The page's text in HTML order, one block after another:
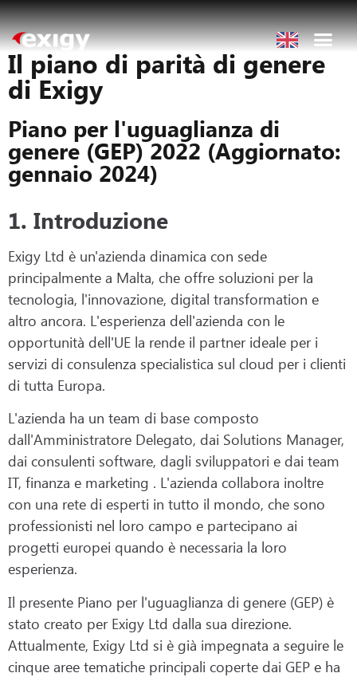
Il piano di parità di genere
di Exigy
Piano per l'uguaglianza di
genere (GEP) 2022 (Aggiornato:
gennaio 2024)
1. Introduzione
Exigy Ltd è un'azienda dinamica con sede
principalmente a Malta, che offre soluzioni per la
tecnologia, l'innovazione, digital transformation e
altro ancora. L'esperienza dell'azienda con le
opportunità dell'UE la rende il partner ideale per i
servizi di consulenza specialistica sul cloud per i clienti
di tutta Europa.
L'azienda ha un team di base composto
dall'Amministratore Delegato, dai Solutions Manager,
dai consulenti software, dagli sviluppatori e dai team
IT, finanza e marketing . L'azienda collabora inoltre
con una rete di esperti in tutto il mondo, che sono
professionisti nel loro campo e partecipano ai
progetti europei quando è necessaria la loro
esperienza.
Il presente Piano per l'uguaglianza di genere (GEP) è
stato creato per Exigy Ltd dalla sua direzione.
Attualmente, Exigy Ltd si è già impegnata a seguire le
cinque aree tematiche principali coperte dai GEP e ha